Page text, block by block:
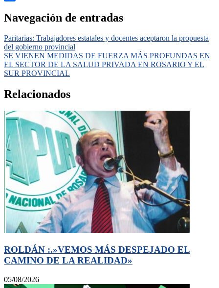
Navegación de entradas
Paritarias: Trabajadores estatales y docentes aceptaron la propuesta
del gobierno provincial
SE VIENEN MEDIDAS DE FUERZA MÁS PROFUNDAS EN
EL SECTOR DE LA SALUD PRIVADA EN ROSARIO Y EL
SUR PROVINCIAL
Relacionados
ROLDÁN :.»VEMOS MÁS DESPEJADO EL
CAMINO DE LA REALIDAD»
05/08/2026